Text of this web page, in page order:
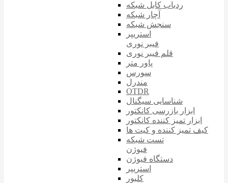
ردیاب کابل شبکه
آچار شبکه
سنجش شبکه
استریپر
فیبر نوری
قلم فیبر نوری
پاور متر
سورس
مندرل
OTDR
شناسایی سیگنال
ابزار بازرسی کانکتور
ابزار تمیز کننده کانکتور
کیف تمیز کننده و کیت ها
تست شبکه
فیوژن
دستگاه فیوژن
استریپر
کلیور